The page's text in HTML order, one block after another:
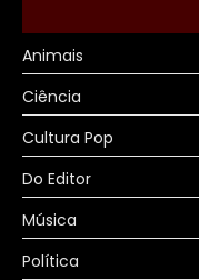
Animais
Ciência
Cultura Pop
Do Editor
Música
Política